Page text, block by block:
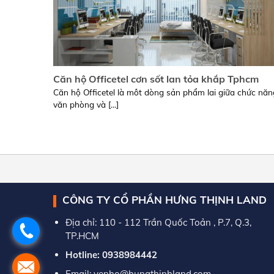
Căn hộ Officetel cơn sốt lan tỏa khắp Tphcm
Căn hộ Officetel là môt dòng sản phẩm lai giữa chức
văn phòng và [...]
CÔNG TY CỔ PHẦN HƯNG THỊNH LAND
Địa chỉ: 110 - 112 Trần Quốc Toản , P.7, Q.3,
TP.HCM
Hotline: 0938984442